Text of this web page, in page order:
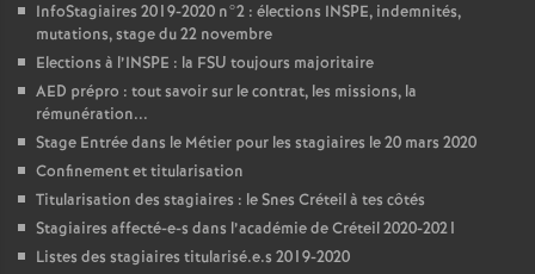
InfoStagiaires 2019-2020 n°2 : élections INSPE, indemnités,
mutations, stage du 22 novembre
Elections à l’INSPE : la FSU toujours majoritaire
AED prépro : tout savoir sur le contrat, les missions, la
rémunération...
Stage Entrée dans le Métier pour les stagiaires le 20 mars 2020
Confinement et titularisation
Titularisation des stagiaires : le Snes Créteil à tes côtés
Stagiaires affecté-e-s dans l’académie de Créteil 2020-2021
Listes des stagiaires titularisé.e.s 2019-2020